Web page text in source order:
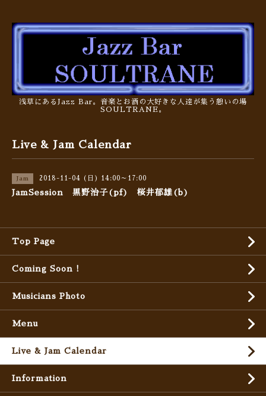
浅草にあるJazz Bar。音楽とお酒の大好きな人達が集う憩いの場
SOULTRANE。
Live & Jam Calendar
Jam 2018-11-04 (日) 14:00～17:00
JamSession 黒野治子(pf) 桜井郁雄(b)
Top Page
Coming Soon !
Musicians Photo
Menu
Live & Jam Calendar
Information